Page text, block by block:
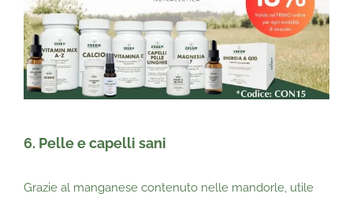
6. Pelle e capelli sani
Grazie al manganese contenuto nelle mandorle, utile